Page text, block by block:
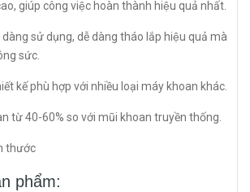
giúp công việc hoàn thành hiệu quả nhất.
dàng sử dụng, dễ dàng tháo lắp hiệu quả mà
sức.
kế phù hợp với nhiều loại máy khoan khác.
từ 40-60% so với mũi khoan truyền thống.
thước
phẩm: